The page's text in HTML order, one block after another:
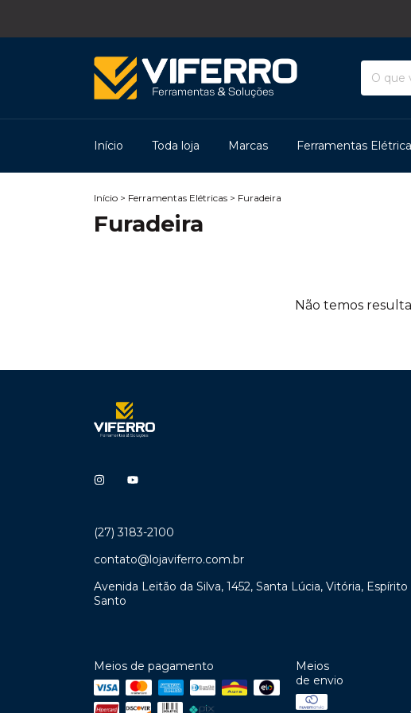
Início Toda loja Marcas Ferramentas
Início > Ferramentas Elétricas > Furadeira
Furadeira
Não temos
(27) 3183-2100
contato@lojaviferro.com.br
Avenida Leitão da Silva, 1452, Santa Lúcia, Vitória, Espírito
Santo
Meios de pagamento
Meios
de envio